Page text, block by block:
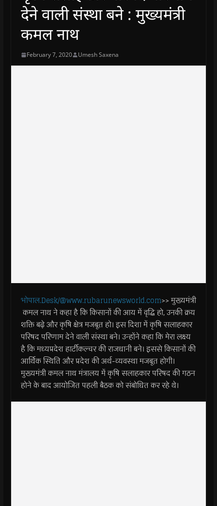
देने वाली संस्था बने : मुख्यमंत्री
कमल नाथ
February 7, 2020 Umesh Saxena
भोपाल.Desk/@www.rubarunewsworld.com>> मुख्यमंत्री
कमल नाथ ने कहा है कि किसानों की आय में वृद्धि हो, उनकी क्रय
शक्ति बढ़े और कृषि क्षेत्र मजबूत हो। इस दिशा में कृषि सलाहकार
परिषद परिणाम देने वाली संस्था बने। उन्होंने कहा कि मेरा लक्ष्य
है कि मध्यप्रदेश हार्टीकल्चर की राजधानी बने। इससे किसानों की
आर्थिक स्थिति और प्रदेश की अर्थ-व्यवस्था मजबूत होगी।
मुख्यमंत्री कमल नाथ मंत्रालय में कृषि सलाहकार परिषद की गठन
होने के बाद आयोजित पहली बैठक को संबोधित कर रहे थे।